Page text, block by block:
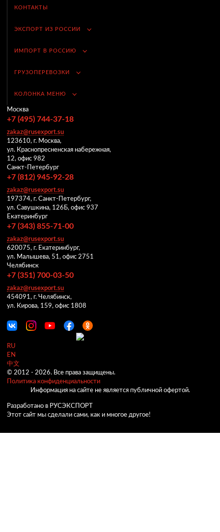
КОНТАКТЫ
ЭКСПОРТ ИЗ РОССИИ
ИМПОРТ В РОССИЮ
ГРУЗОПЕРЕВОЗКИ
КОЛОНКА МЕНЮ
Москва
+7 (495) 744-37-18
zakaz@rusexport.su
123610, г. Москва,
ул. Краснопресненская набережная,
12, офис 982
Санкт-Петербург
+7 (812) 945-92-28
zakaz@rusexport.su
197374, г. Санкт-Петербург,
ул. Савушкина, 126Б, офис 937
Екатеринбург
+7 (343) 855-71-00
zakaz@rusexport.su
620075, г. Екатеринбург,
ул. Малышева, 51, офис 2751
Челябинск
+7 (351) 700-03-50
zakaz@rusexport.su
454091, г. Челябинск,
ул. Кирова, 159, офис 1808
RU
EN
中文
© 2012 - 2026. Все права защищены.
Политика конфиденциальности
Информация на сайте не является публичной офертой.
Разработано в РУСЭКСПОРТ
Этот сайт мы сделали сами, как и многое другое!